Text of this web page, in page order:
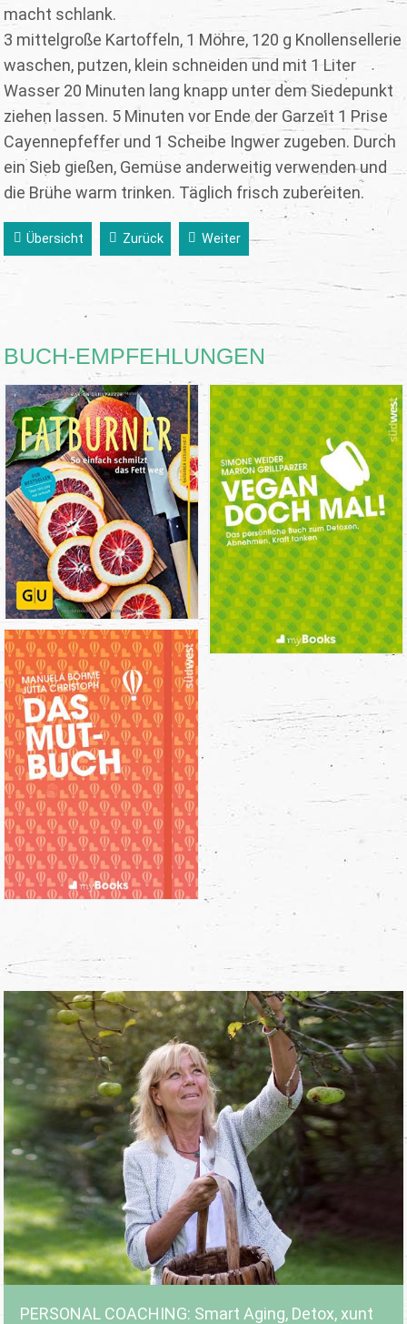
PERSONAL COACHING: Smart Aging, Detox, xunt
macht schlank.
3 mittelgroße Kartoffeln, 1 Möhre, 120 g Knollensellerie
waschen, putzen, klein schneiden und mit 1 Liter
Wasser 20 Minuten lang knapp unter dem Siedepunkt
ziehen lassen. 5 Minuten vor Ende der Garzeit 1 Prise
Cayennepfeffer und 1 Scheibe Ingwer zugeben. Durch
ein Sieb gießen, Gemüse anderweitig verwenden und
die Brühe warm trinken. Täglich frisch zubereiten.
Übersicht Zurück Weiter
BUCH-EMPFEHLUNGEN